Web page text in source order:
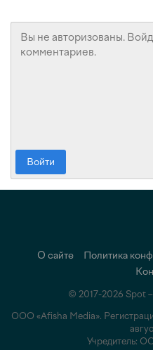
Войти
О сайте Политика
© 2017-2026 Spot –
ООО «Afisha Media».
Учредитель: